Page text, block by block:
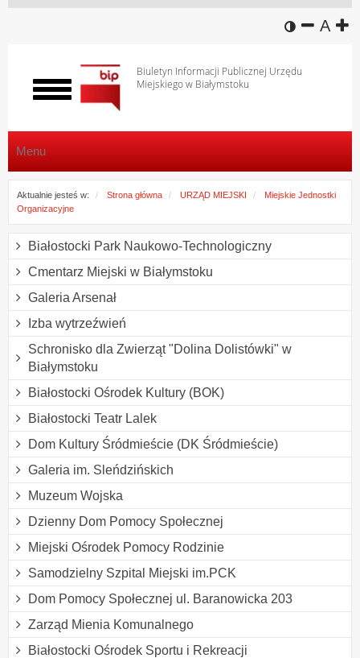
wersja
A
Biuletyn Informacji Publicznej Urzędu
Miejskiego w Białymstoku
Włącz
menu
Menu
Aktualnie jesteś w: Strona główna URZĄD MIEJSKI
Miejskie Jednostki
Organizacyjne
Białostocki Park Naukowo-Technologiczny
Cmentarz Miejski w Białymstoku
Galeria Arsenał
Izba wytrzeźwień
Schronisko dla Zwierząt "Dolina Dolistówki" w
Białymstoku
Białostocki Ośrodek Kultury (BOK)
Białostocki Teatr Lalek
Dom Kultury Śródmieście (DK Śródmieście)
Galeria im. Sleńdzińskich
Muzeum Wojska
Dzienny Dom Pomocy Społecznej
Miejski Ośrodek Pomocy Rodzinie
Samodzielny Szpital Miejski im.PCK
Dom Pomocy Społecznej ul. Baranowicka 203
Zarząd Mienia Komunalnego
Białostocki Ośrodek Sportu i Rekreacji